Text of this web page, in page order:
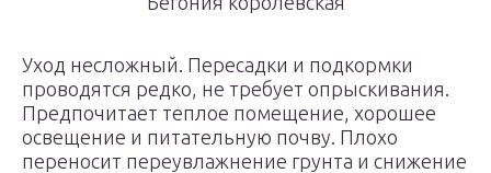
Уход несложный. Пересадки и подкормки
проводятся редко, не требует опрыскивания.
Предпочитает теплое помещение, хорошее
освещение и питательную почву. Плохо
переносит переувлажнение грунта и снижение